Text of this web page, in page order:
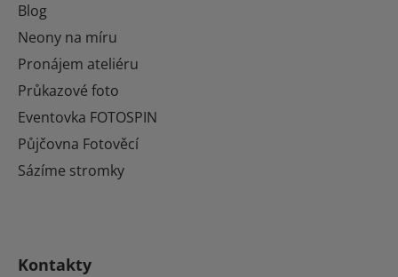
Blog
Neony na míru
Pronájem ateliéru
Průkazové foto
Eventovka FOTOSPIN
Půjčovna Fotověcí
Sázíme stromky
Kontakty